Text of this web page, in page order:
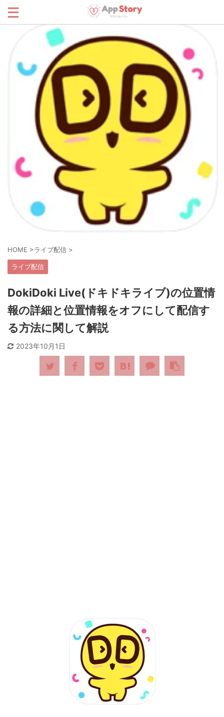
HOME >ライブ配信 >
ライブ配信
DokiDoki Live(ドキドキライブ)の位置情
報の詳細と位置情報をオフにして配信す
る方法に関して解説
2023年10月1日